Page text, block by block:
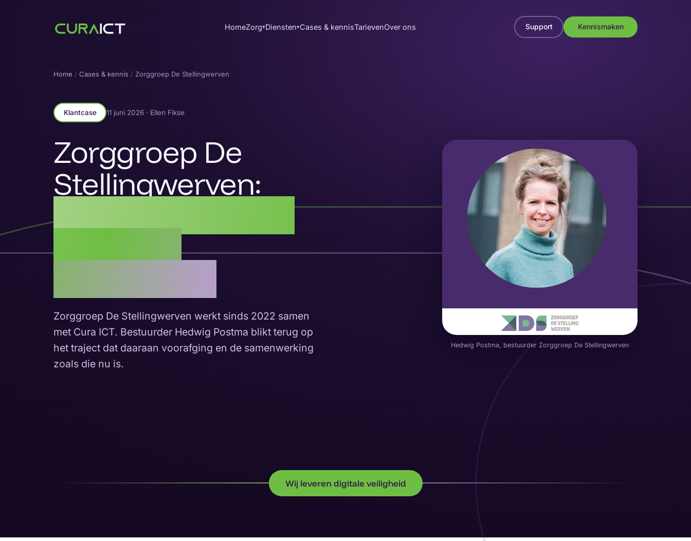
HomeZorg▾Diensten▾Cases & kennisTarievenOver ons Support Kennismaken
Home / Cases & kennis / Zorggroep De Stellingwerven
Klantcase 11 juni 2026 · Ellen Fikse
Zorggroep De
Stellingwerven:
samenwerken op
Zorggroep De Stellingwerven werkt sinds 2022 samen
met Cura ICT. Bestuurder Hedwig Postma blikt terug op
het traject dat daaraan voorafging en de samenwerking
zoals die nu is.
Hedwig Postma, bestuurder Zorggroep De Stellingwerven
Wij leveren digitale veiligheid